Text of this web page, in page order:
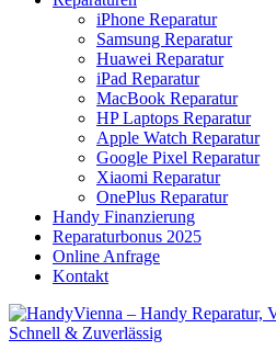
iPhone Reparatur
Samsung Reparatur
Huawei Reparatur
iPad Reparatur
MacBook Reparatur
HP Laptops Reparatur
Apple Watch Reparatur
Google Pixel Reparatur
Xiaomi Reparatur
OnePlus Reparatur
Handy Finanzierung
Reparaturbonus 2025
Online Anfrage
Kontakt